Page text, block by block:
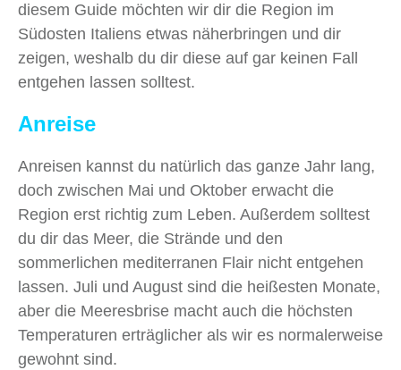
diesem Guide möchten wir dir die Region im
Südosten Italiens etwas näherbringen und dir
zeigen, weshalb du dir diese auf gar keinen Fall
entgehen lassen solltest.
Anreise
Anreisen kannst du natürlich das ganze Jahr lang,
doch zwischen Mai und Oktober erwacht die
Region erst richtig zum Leben. Außerdem solltest
du dir das Meer, die Strände und den
sommerlichen mediterranen Flair nicht entgehen
lassen. Juli und August sind die heißesten Monate,
aber die Meeresbrise macht auch die höchsten
Temperaturen erträglicher als wir es normalerweise
gewohnt sind.